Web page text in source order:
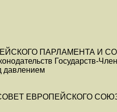
ПАРЛАМЕНТА И
Государств-
давлением
ЕВРОПЕЙСКОГО